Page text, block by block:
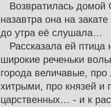
Возвратилась домой
назавтра она на
до утра её слушала…
Рассказала ей птица
широкие реченьки
города величавые,
хитрыми, про князей и
царственных… - и к